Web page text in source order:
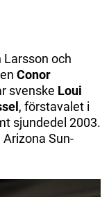
Larsson och
Conor
svenske Loui
, förstavalet i
sjundedel 2003.
Sun-